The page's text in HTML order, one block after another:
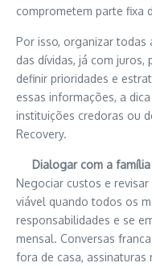
comprometem parte fixa
Por isso, organizar
das dívidas, já com juros,
definir prioridades e
essas informações, a
instituições credoras ou
Recovery.
Dialogar com a família
Negociar custos e
viável quando todos os
responsabilidades e se
mensal. Conversas
fora de casa,